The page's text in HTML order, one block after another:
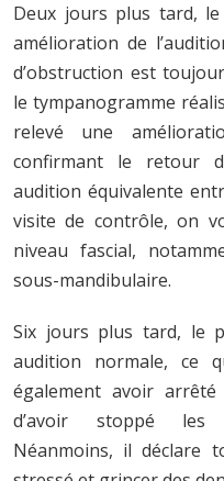
Deux jours plus tard,
amélioration de
d’obstruction est
le tympanogramme
relevé une
confirmant le retour
audition équivalente
visite de contrôle, on
niveau fascial,
sous-mandibulaire.
Six jours plus tard, le
audition normale, ce
également avoir
d’avoir stoppé les
Néanmoins, il déclare